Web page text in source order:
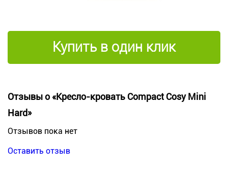
Купить в один клик
Отзывы о «Кресло-кровать Compact Cosy Mini
Hard»
Отзывов пока нет
Оставить отзыв